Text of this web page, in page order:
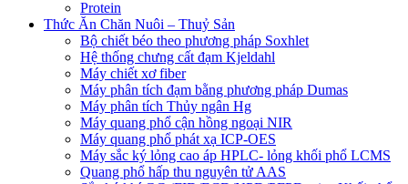
Protein
Thức Ăn Chăn Nuôi – Thuỷ Sản
Bộ chiết béo theo phương pháp Soxhlet
Hệ thống chưng cất đạm Kjeldahl
Máy chiết xơ fiber
Máy phân tích đạm bằng phương pháp Dumas
Máy phân tích Thủy ngân Hg
Máy quang phổ cận hồng ngoại NIR
Máy quang phổ phát xạ ICP-OES
Máy sắc ký lỏng cao áp HPLC- lỏng khối phổ LCMS
Quang phổ hấp thu nguyên tử AAS